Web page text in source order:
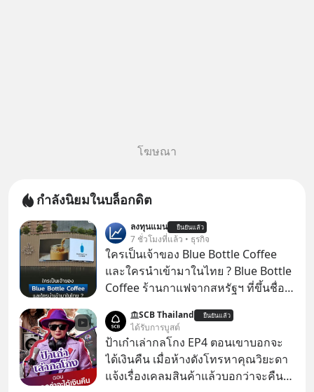
โฆษณา
กำลังนิยมในบล็อกดิต
ลงทุนแมน ยืนยันแล้ว
7 ชั่วโมงที่แล้ว • ธุรกิจ
ใครเป็นเจ้าของ Blue Bottle Coffee
และใครนำเข้ามาในไทย ? Blue Bottle
Coffee ร้านกาแฟจากสหรัฐฯ ที่ขึ้นชื่อ
แรกในประเทศไทย ที่ Central Park
SCB Thailand ยืนยันแล้ว
ได้รับการบูสต์
ป้าเก๋าเล่ากลโกง EP4 ตอนเขาบอกจะ
ได้เงินคืน เมื่อห้างดังโทรหาคุณวิยะดา
แจ้งเรื่องเคลมสินค้าแล้วบอกว่าจะคืน